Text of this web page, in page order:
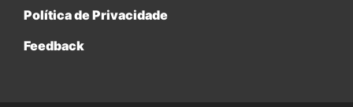
Política de Privacidade
Feedback